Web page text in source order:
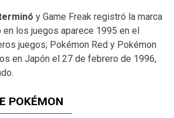
y Game Freak registró la marca
los juegos aparece 1995 en el
juegos; Pokémon Red y Pokémon
en Japón el 27 de febrero de 1996,
POKÉMON